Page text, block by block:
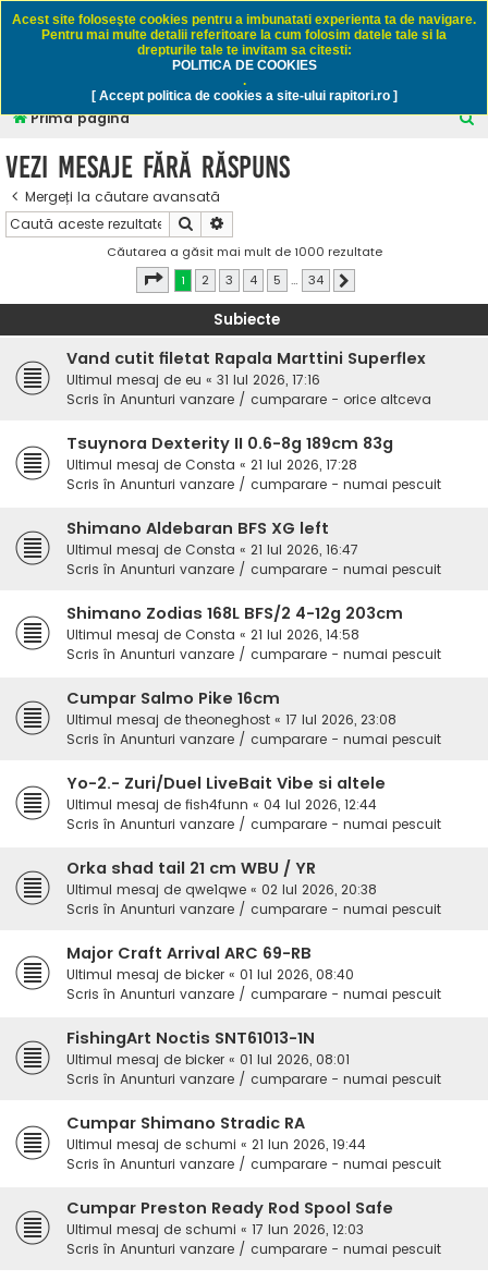
Rapitori.ro - Pescuit sportiv
Prima pagină
C
Vezi mesaje fără răspuns
Mergeți la căutare avansată
Căutare
Căutarea a găsit mai mult de 1000 rezultate
Pagina
din 34
1 2 3 4 5 … 34
Subiecte
Vand cutit filetat Rapala Marttini Superflex
Ultimul mesaj de eu « 31 Iul 2026, 17:16
Scris în Anunturi vanzare / cumparare - orice altceva
Tsuynora Dexterity II 0.6-8g 189cm 83g
Ultimul mesaj de Consta « 21 Iul 2026, 17:28
Scris în Anunturi vanzare / cumparare - numai pescuit
Shimano Aldebaran BFS XG left
Ultimul mesaj de Consta « 21 Iul 2026, 16:47
Scris în Anunturi vanzare / cumparare - numai pescuit
Shimano Zodias 168L BFS/2 4-12g 203cm
Ultimul mesaj de Consta « 21 Iul 2026, 14:58
Scris în Anunturi vanzare / cumparare - numai pescuit
Cumpar Salmo Pike 16cm
Ultimul mesaj de theoneghost « 17 Iul 2026, 23:08
Scris în Anunturi vanzare / cumparare - numai pescuit
Yo-2.- Zuri/Duel LiveBait Vibe si altele
Ultimul mesaj de fish4funn « 04 Iul 2026, 12:44
Scris în Anunturi vanzare / cumparare - numai pescuit
Orka shad tail 21 cm WBU / YR
Ultimul mesaj de qwe1qwe « 02 Iul 2026, 20:38
Scris în Anunturi vanzare / cumparare - numai pescuit
Major Craft Arrival ARC 69-RB
Ultimul mesaj de bicker « 01 Iul 2026, 08:40
Scris în Anunturi vanzare / cumparare - numai pescuit
FishingArt Noctis SNT61013-1N
Ultimul mesaj de bicker « 01 Iul 2026, 08:01
Scris în Anunturi vanzare / cumparare - numai pescuit
Cumpar Shimano Stradic RA
Ultimul mesaj de schumi « 21 Iun 2026, 19:44
Scris în Anunturi vanzare / cumparare - numai pescuit
Cumpar Preston Ready Rod Spool Safe
Ultimul mesaj de schumi « 17 Iun 2026, 12:03
Scris în Anunturi vanzare / cumparare - numai pescuit
Acest site foloseşte cookies pentru a imbunatati experienta ta de navigare.
Pentru mai multe detalii referitoare la cum folosim datele tale si la
drepturile tale te invitam sa citesti:
POLITICA DE COOKIES
.
[ Accept politica de cookies a site-ului rapitori.ro ]